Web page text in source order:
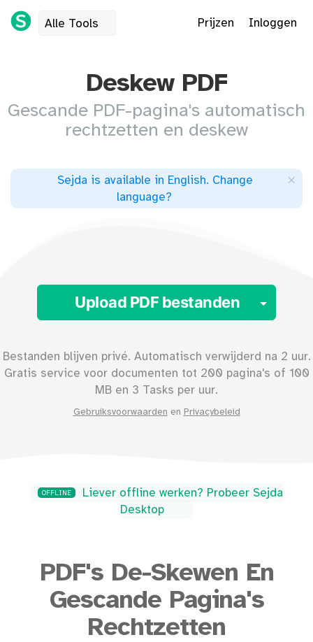
Alle Tools Prijzen Inloggen
Deskew PDF
Gescande PDF-pagina's automatisch
rechtzetten en deskew
Sejda is available in English. Change
language?
×
Upload PDF bestanden
Bestanden blijven privé. Automatisch verwijderd na 2 uur.
Gratis service voor documenten tot 200 pagina's of 100
MB en 3 Tasks per uur.
Gebruiksvoorwaarden en Privacybeleid
OFFLINE
Liever offline werken? Probeer Sejda
Desktop
PDF's De-Skewen En
Gescande Pagina's
Rechtzetten